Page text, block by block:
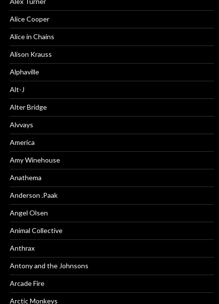
Alice Cooper
Alice in Chains
Alison Krauss
Alphaville
Alt-J
Alter Bridge
Alvvays
America
Amy Winehouse
Anathema
Anderson .Paak
Angel Olsen
Animal Collective
Anthrax
Antony and the Johnsons
Arcade Fire
Arctic Monkeys